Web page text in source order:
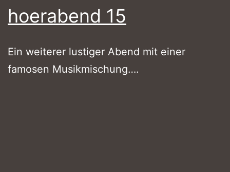
hoerabend 15
Ein weiterer lustiger Abend mit einer
famosen Musikmischung….